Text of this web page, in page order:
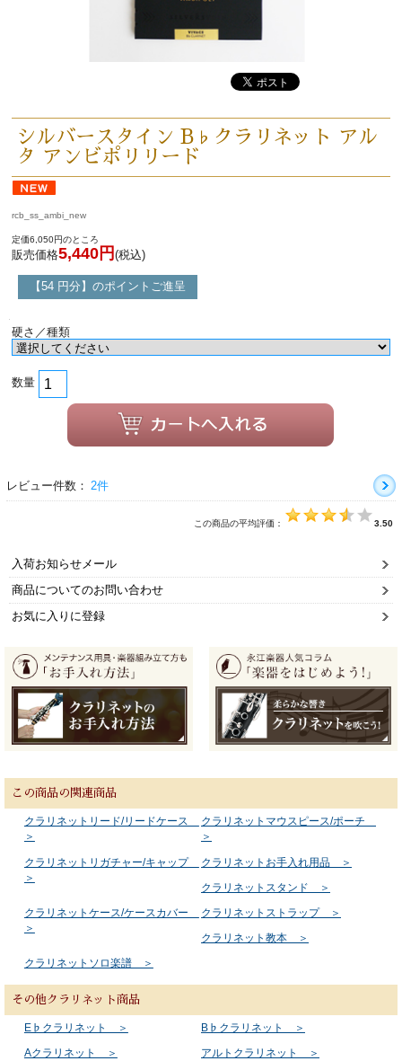
シルバースタイン B♭クラリネット アル
タ アンビポリリード
rcb_ss_ambi_new
定価6,050円のところ
販売価格5,440円 (税込)
【54 円分】のポイントご進呈
硬さ／種類
数量
レビュー件数： 2件
この商品の平均評価： 3.50
入荷お知らせメール
商品についてのお問い合わせ
お気に入りに登録
この商品の関連商品
クラリネットリード/リードケース
＞
クラリネットマウスピース/ポーチ
＞
クラリネットリガチャー/キャップ
＞
クラリネットお手入れ用品 ＞
クラリネットスタンド ＞
クラリネットケース/ケースカバー
＞
クラリネットストラップ ＞
クラリネット教本 ＞
クラリネットソロ楽譜 ＞
その他クラリネット商品
E♭クラリネット ＞
B♭クラリネット ＞
Aクラリネット ＞
アルトクラリネット ＞